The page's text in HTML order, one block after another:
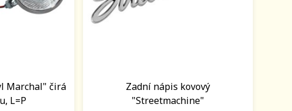
Marchal" čirá
L=P
Zadní nápis kovový
"Streetmachine"